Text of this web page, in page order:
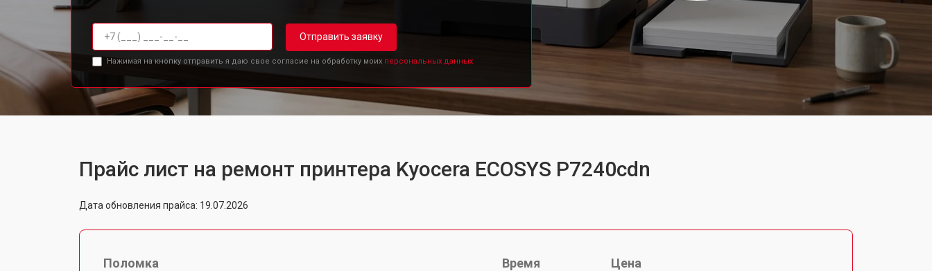
Отправить заявку
Нажимая на кнопку отправить я даю свое согласие на обработку моих персональных данных.
Прайс лист на ремонт принтера Kyocera ECOSYS P7240cdn
Дата обновления прайса: 19.07.2026
Поломка Время Цена